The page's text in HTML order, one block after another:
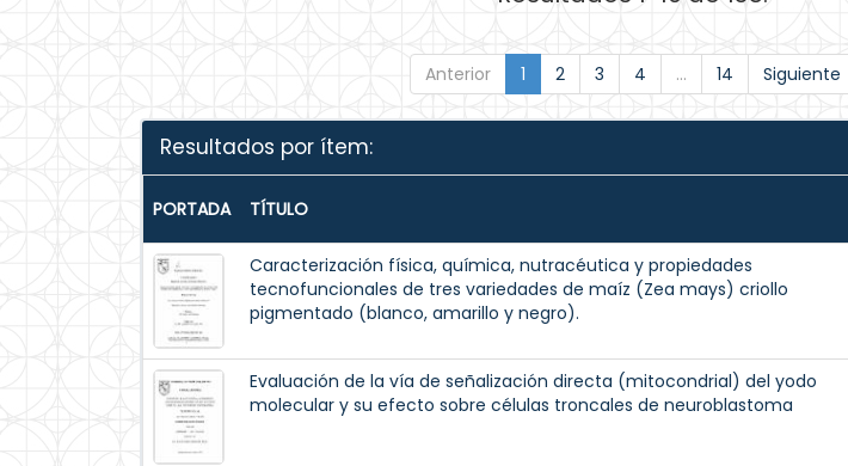
Anterior 1 2 3 4 ... 14 Siguiente
Resultados por ítem:
PORTADA TÍTULO
Caracterización física, química, nutracéutica y propiedades
tecnofuncionales de tres variedades de maíz (Zea mays) criollo
pigmentado (blanco, amarillo y negro).
Evaluación de la vía de señalización directa (mitocondrial) del yodo
molecular y su efecto sobre células troncales de neuroblastoma